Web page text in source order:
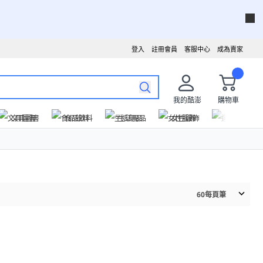
成為賣家
客服中心
註冊會員
登入
我的酷澎
購物車
文具圖書
食品飲料 生活用品 女性服飾
60每頁筆